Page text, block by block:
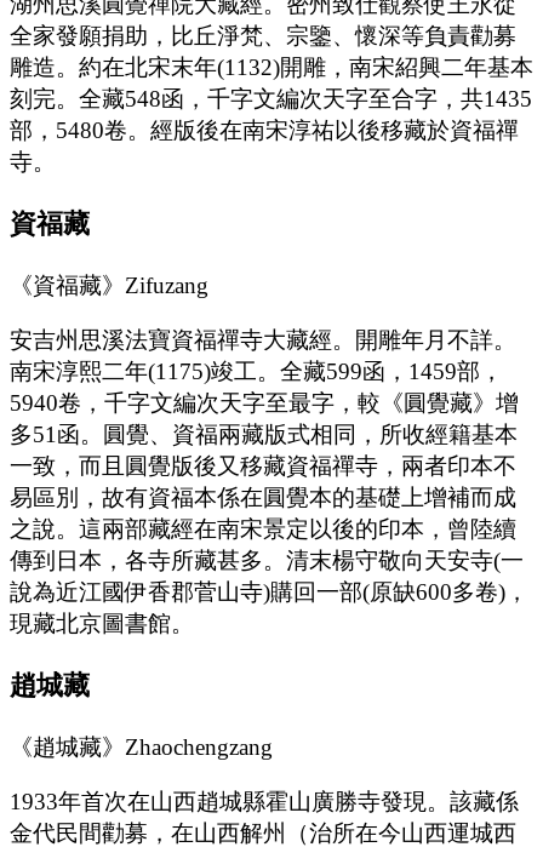
全家發願捐助，比丘淨梵、宗鑒、懷深等負責勸募
雕造。約在北宋末年(1132)開雕，南宋紹興二年基本
刻完。全藏548函，千字文編次天字至合字，共1435
部，5480卷。經版後在南宋淳祐以後移藏於資福禪
寺。
資福藏
《資福藏》Zifuzang
安吉州思溪法寶資福禪寺大藏經。開雕年月不詳。
南宋淳熙二年(1175)竣工。全藏599函，1459部，
5940卷，千字文編次天字至最字，較《圓覺藏》增
多51函。圓覺、資福兩藏版式相同，所收經籍基本
一致，而且圓覺版後又移藏資福禪寺，兩者印本不
易區別，故有資福本係在圓覺本的基礎上增補而成
之說。這兩部藏經在南宋景定以後的印本，曾陸續
傳到日本，各寺所藏甚多。清末楊守敬向天安寺(一
說為近江國伊香郡菅山寺)購回一部(原缺600多卷)，
現藏北京圖書館。
趙城藏
《趙城藏》Zhaochengzang
1933年首次在山西趙城縣霍山廣勝寺發現。該藏係
金代民間勸募，在山西解州（治所在今山西運城西